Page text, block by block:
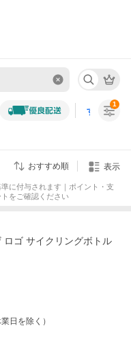
すべての条
1
おすすめ順 表示
に付与されます｜ポイント・支
をご確認ください
ロゴ サイクリングボトル
日を除く）